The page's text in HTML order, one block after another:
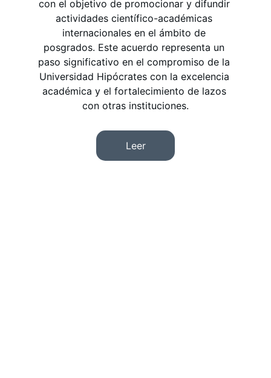
con el objetivo de promocionar y difundir
actividades científico-académicas
internacionales en el ámbito de
posgrados. Este acuerdo representa un
paso significativo en el compromiso de la
Universidad Hipócrates con la excelencia
académica y el fortalecimiento de lazos
con otras instituciones.
Leer